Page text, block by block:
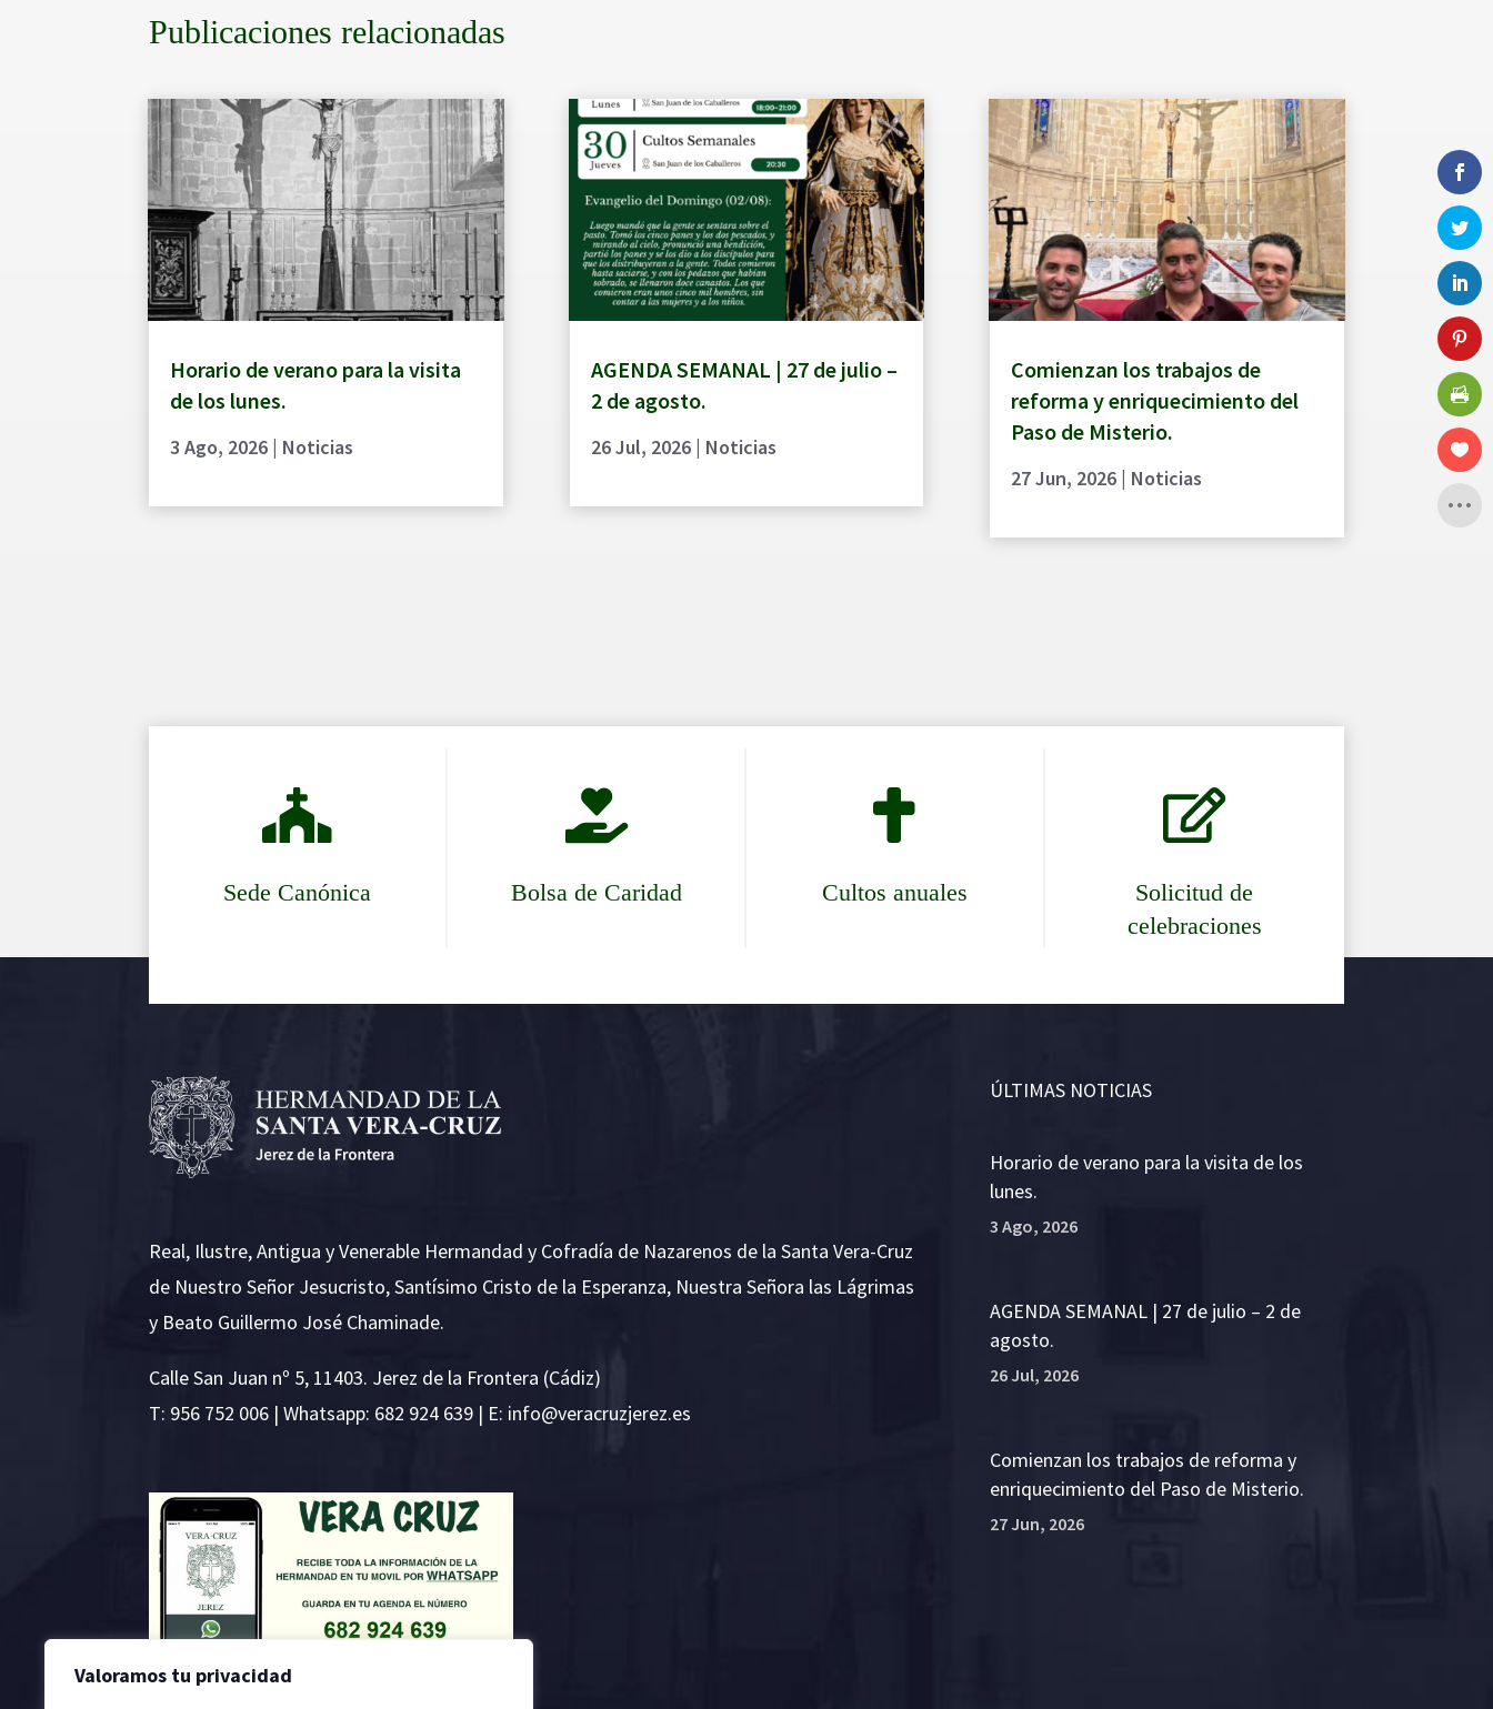
Valoramos tu privacidad
Publicaciones relacionadas
Horario de verano para la visita
de los lunes.
3 Ago, 2026 | Noticias
AGENDA SEMANAL | 27 de julio –
2 de agosto.
26 Jul, 2026| Noticias
Comienzan los trabajos de
reforma y enriquecimiento del
Paso de Misterio.
27 Jun, 2026| Noticias

Sede Canónica

Bolsa de Caridad

Cultos anuales

Solicitud de
celebraciones
Real, Ilustre, Antigua y Venerable Hermandad y Cofradía de Nazarenos de la Santa Vera-Cruz
de Nuestro Señor Jesucristo, Santísimo Cristo de la Esperanza, Nuestra Señora las Lágrimas
y Beato Guillermo José Chaminade.
Calle San Juan nº 5, 11403. Jerez de la Frontera (Cádiz)
T: 956 752 006 | Whatsapp: 682 924 639 | E: se.ze
rejzu
rcare
v@ofn
i
ÚLTIMAS NOTICIAS
Horario de verano para la visita de los
lunes.
3 Ago, 2026
AGENDA SEMANAL | 27 de julio – 2 de
agosto.
26 Jul, 2026
Comienzan los trabajos de reforma y
enriquecimiento del Paso de Misterio.
27 Jun, 2026